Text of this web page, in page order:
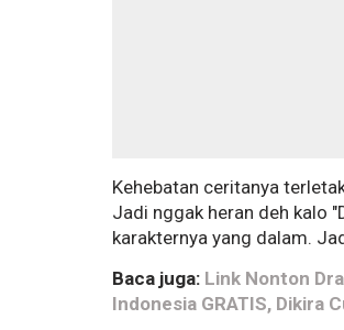
Kehebatan ceritanya
Jadi nggak heran deh kalo
karakternya yang dalam.
Baca juga: Link Nonton
Indonesia GRATIS, Dikira